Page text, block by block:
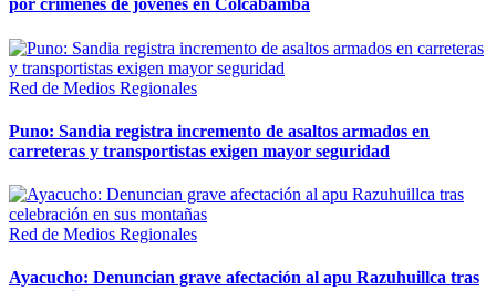
por crímenes de jóvenes en Colcabamba
Red de Medios Regionales
Puno: Sandia registra incremento de asaltos armados en
carreteras y transportistas exigen mayor seguridad
Red de Medios Regionales
Ayacucho: Denuncian grave afectación al apu Razuhuillca tras